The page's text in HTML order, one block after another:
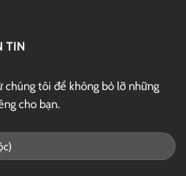
TIN
tôi để không bỏ lỡ những
cho bạn.